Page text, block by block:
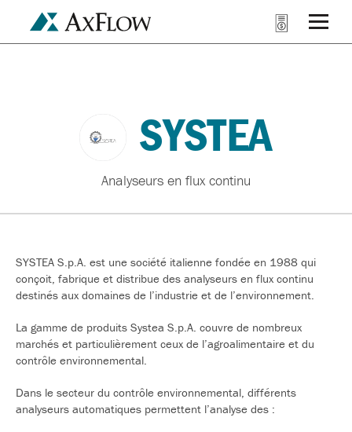
SYSTEA
Analyseurs en flux continu
SYSTEA S.p.A. est une société italienne fondée en 1988 qui
conçoit, fabrique et distribue des analyseurs en flux continu
destinés aux domaines de l’industrie et de l’environnement.
La gamme de produits Systea S.p.A. couvre de nombreux
marchés et particulièrement ceux de l’agroalimentaire et du
contrôle environnemental.
Dans le secteur du contrôle environnemental, différents
analyseurs automatiques permettent l’analyse des :